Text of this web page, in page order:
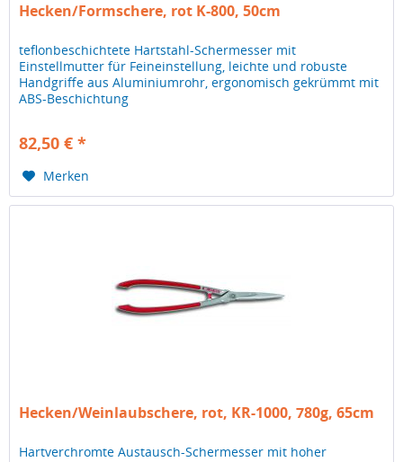
Hecken/Formschere, rot K-800, 50cm
teflonbeschichtete Hartstahl-Schermesser mit
Einstellmutter für Feineinstellung, leichte und robuste
Handgriffe aus Aluminiumrohr, ergonomisch gekrümmt mit
ABS-Beschichtung
82,50 € *
Merken
Hecken/Weinlaubschere, rot, KR-1000, 780g, 65cm
Hartverchromte Austausch-Schermesser mit hoher